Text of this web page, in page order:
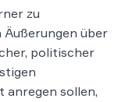
zu
Äußerungen über
politischer
sollen,